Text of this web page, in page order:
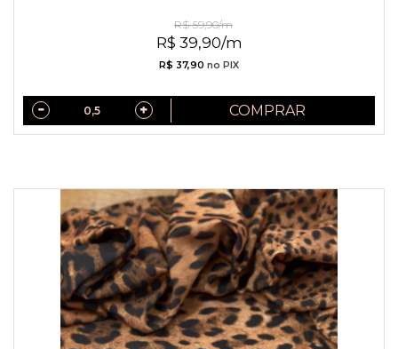
R$ 39,90/m
R$ 59,90/m
R$ 37,90 no PIX
COMPRAR